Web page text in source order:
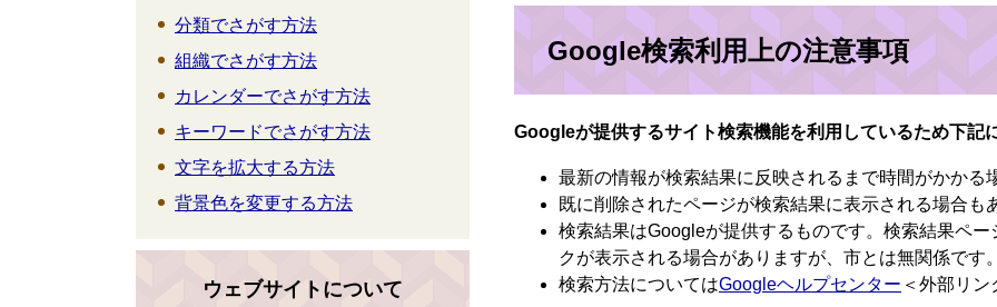
Google検索利用上の注意事項
Googleが提供するサイト検索機能を利用しているため下記
最新の情報が検索結果に反映されるまで時間がかかる
既に削除されたページが検索結果に表示される場合も
検索結果はGoogleが提供するものです。検索結果ペ
クが表示される場合がありますが、市とは無関係です。
検索方法についてはGoogleヘルプセンター ＜外部リン
分類でさがす方法
組織でさがす方法
カレンダーでさがす方法
キーワードでさがす方法
文字を拡大する方法
背景色を変更する方法
ウェブサイトについて